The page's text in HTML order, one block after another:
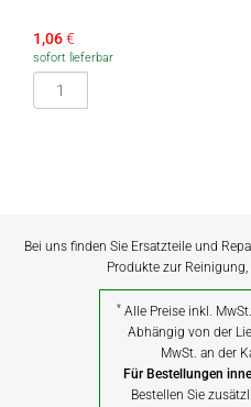
1,06€
sofort lieferbar
Bei uns finden Sie Ersatzteile und
Produkte zur
* Alle Preise inkl.
Abhängig von der
MwSt. an der
Für Bestellungen
Bestellen Sie